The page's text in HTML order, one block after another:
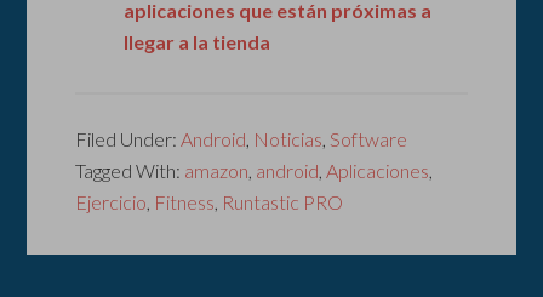
aplicaciones que están próximas a
llegar a la tienda
Filed Under:Android, Noticias, Software
Tagged With: amazon, android,Aplicaciones,
Ejercicio, Fitness, Runtastic PRO